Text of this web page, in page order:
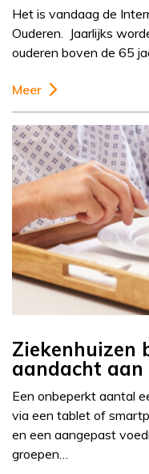
Het is vandaag de
Ouderen. Jaarlijks
ouderen boven de 65
Meer
Ziekenhuizen
aandacht aan
Een onbeperkt aantal
via een tablet of
en een aangepast
groepen…